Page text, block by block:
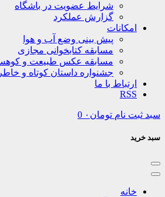
شرایط عضویت در باشگاه
گزارش عملکرد
پیش بینی وضع آب و هوا
مسابقه کتابخوانی مجازی
مسابقه عکس طبیعت و کوهستان
جشنواره داستان کوتاه و خاطره نویسی
با ما
تومان ۰ 0